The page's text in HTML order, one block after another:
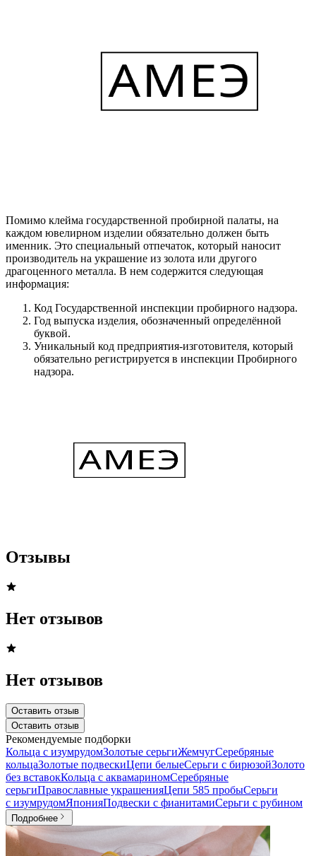
Помимо клейма государственной пробирной палаты, на
каждом ювелирном изделии обязательно должен быть
именник. Это специальный отпечаток, который наносит
производитель на украшение из золота или другого
драгоценного металла. В нем содержится следующая
информация:
Код Государственной инспекции пробирного надзора.
Год выпуска изделия, обозначенный определённой
буквой.
Уникальный код предприятия-изготовителя, который
обязательно регистрируется в инспекции Пробирного
надзора.
Отзывы
Нет отзывов
Нет отзывов
Оставить отзыв
Оставить отзыв
Рекомендуемые подборки
Кольца с изумрудомЗолотые серьгиЖемчугСеребряные
кольцаЗолотые подвескиЦепи белыеСерьги с бирюзойЗолото
без вставокКольца с аквамариномСеребряные
серьгиПравославные украшенияЦепи 585 пробыСерьги
с изумрудомЯпонияПодвески с фианитамиСерьги с рубином
Подробнее